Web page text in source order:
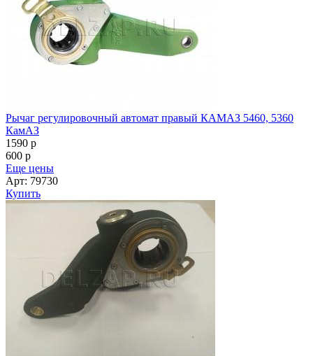
Рычаг регулировочный автомат правый КАМАЗ 5460, 5360
КамАЗ
1590 p
600 p
Еще цены
Арт: 79730
Купить